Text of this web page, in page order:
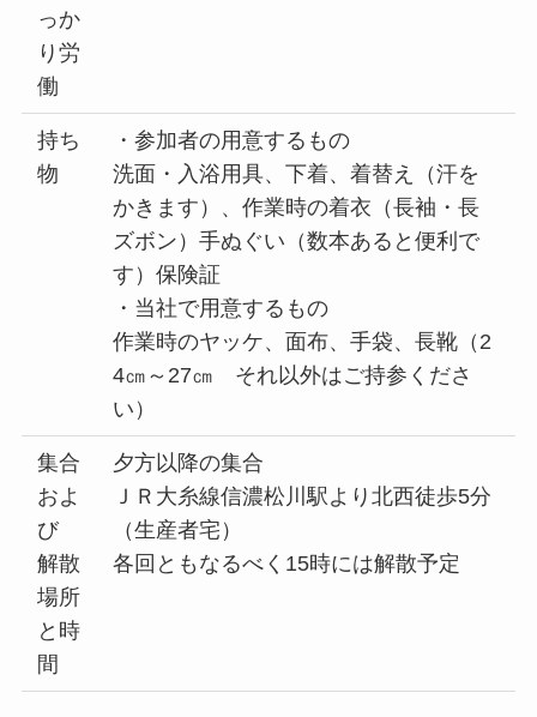
っか
り労
働
持ち
物
・参加者の用意するもの
洗面・入浴用具、下着、着替え（汗を
かきます）、作業時の着衣（長袖・長
ズボン）手ぬぐい（数本あると便利で
す）保険証
・当社で用意するもの
作業時のヤッケ、面布、手袋、長靴（2
4㎝～27㎝ それ以外はご持参くださ
い）
集合
およ
び
解散
場所
と時
間
夕方以降の集合
ＪＲ大糸線信濃松川駅より北西徒歩5分
（生産者宅）
各回ともなるべく15時には解散予定